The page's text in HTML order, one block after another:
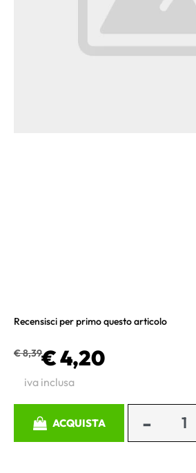
Recensisci per primo questo articolo
€ 8,39€ 4,20
iva inclusa
ACQUISTA